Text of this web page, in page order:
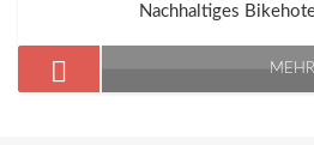
Nachhaltiges
MEHR